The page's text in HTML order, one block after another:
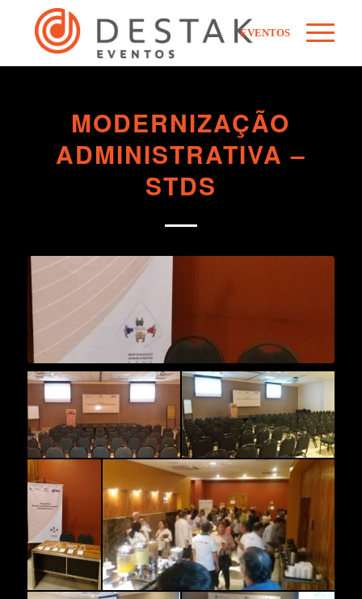
EVENTOS
MODERNIZAÇÃO
ADMINISTRATIVA –
STDS